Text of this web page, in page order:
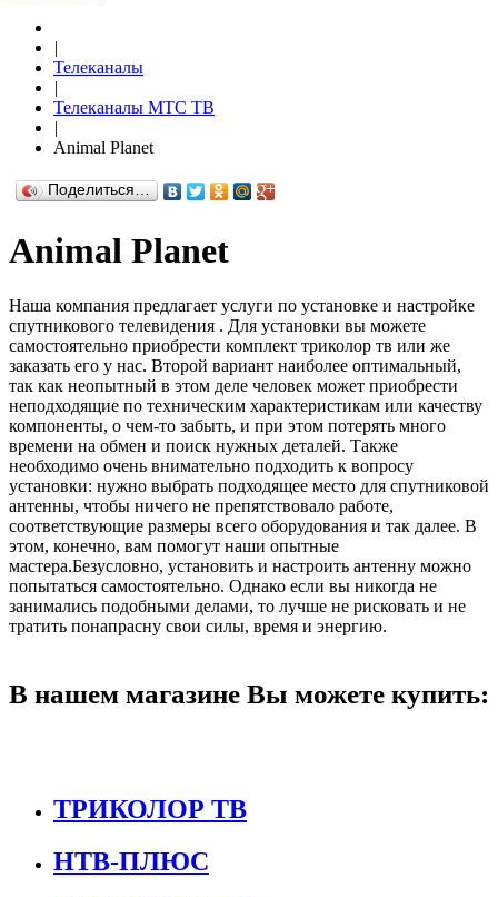
|
Телеканалы
|
Телеканалы МТС ТВ
|
Animal Planet
Поделиться…
Animal Planet
Наша компания предлагает услуги по установке и настройке
спутникового телевидения . Для установки вы можете
самостоятельно приобрести комплект триколор тв или же
заказать его у нас. Второй вариант наиболее оптимальный,
так как неопытный в этом деле человек может приобрести
неподходящие по техническим характеристикам или качеству
компоненты, о чем-то забыть, и при этом потерять много
времени на обмен и поиск нужных деталей. Также
необходимо очень внимательно подходить к вопросу
установки: нужно выбрать подходящее место для спутниковой
антенны, чтобы ничего не препятствовало работе,
соответствующие размеры всего оборудования и так далее. В
этом, конечно, вам помогут наши опытные
мастера.Безусловно, установить и настроить антенну можно
попытаться самостоятельно. Однако если вы никогда не
занимались подобными делами, то лучше не рисковать и не
тратить понапрасну свои силы, время и энергию.
В нашем магазине Вы можете купить:
ТРИКОЛОР ТВ
НТВ-ПЛЮС